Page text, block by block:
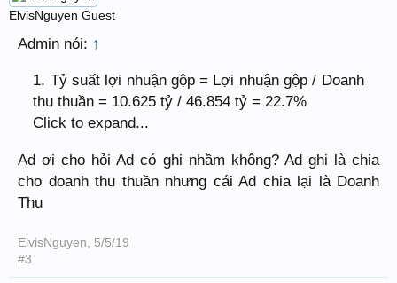
ElvisNguyen Guest
Admin nói: ↑
1. Tỷ suất lợi nhuận gộp = Lợi nhuận gộp / Doanh
thu thuần = 10.625 tỷ / 46.854 tỷ = 22.7%
Click to expand...
Ad ơi cho hỏi Ad có ghi nhầm không? Ad ghi là chia
cho doanh thu thuần nhưng cái Ad chia lại là Doanh
Thu
ElvisNguyen
5/5/19
#3